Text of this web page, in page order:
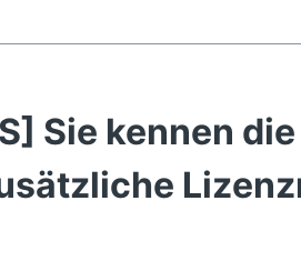
Sie kennen die